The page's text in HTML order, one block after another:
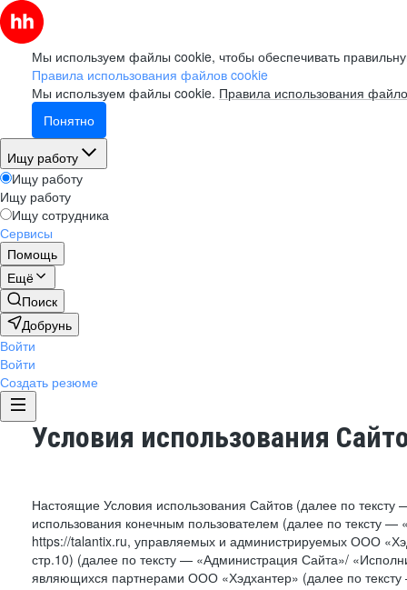
Мы используем файлы cookie, чтобы обеспечивать
Правила использования файлов cookie
Мы используем файлы cookie. Правила использования
Понятно
Ищу работу
Ищу работу
Ищу работу
Ищу сотрудника
Сервисы
Помощь
Ещё
Поиск
Добрунь
Войти
Войти
Создать резюме
Условия использования
Настоящие Условия использования Сайтов (далее по
использования конечным пользователем (далее по тексту
https://talantix.ru, управляемых и администрируемых ООО
стр.10) (далее по тексту — «Администрация Сайта»/
являющихся партнерами ООО «Хэдхантер» (далее по